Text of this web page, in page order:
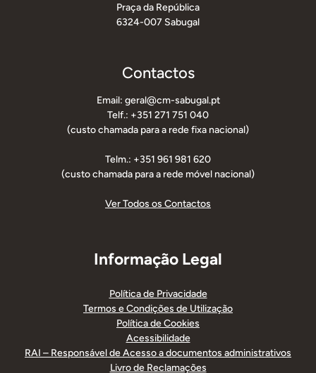
Praça da República
6324-007 Sabugal
Contactos
Email: geral@cm-sabugal.pt
Telf.: +351 271 751 040
(custo chamada para a rede fixa nacional)
Telm.: +351 961 981 620
(custo chamada para a rede móvel nacional)
Ver Todos os Contactos
Informação Legal
Política de Privacidade
Termos e Condições de Utilização
Política de Cookies
Acessibilidade
RAI – Responsável de Acesso a documentos administrativos
Livro de Reclamações